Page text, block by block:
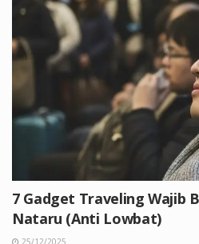
7 Gadget Traveling Wajib
Nataru (Anti Lowbat)